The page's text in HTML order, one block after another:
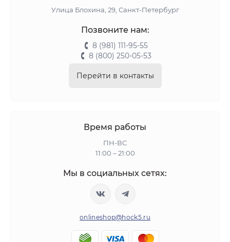
Улица Блохина, 29, Санкт-Петербург
Позвоните нам:
8 (981) 111-95-55
8 (800) 250-05-53
Перейти в контакты
Время работы
ПН-ВС
11:00 – 21:00
Мы в социальных сетях:
onlineshop@hock5.ru